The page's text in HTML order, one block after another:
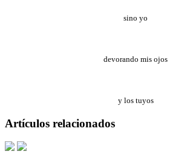
sino yo
devorando mis ojos
y los tuyos
Artículos relacionados